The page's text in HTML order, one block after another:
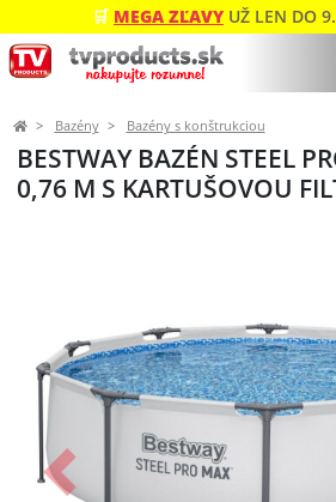
🛒 MEGA ZĽAVY UŽ LEN DO
Bazény Bazény s konštrukciou
BESTWAY BAZÉN STEEL
0,76 M S KARTUŠOVOU
Predchádzajúci